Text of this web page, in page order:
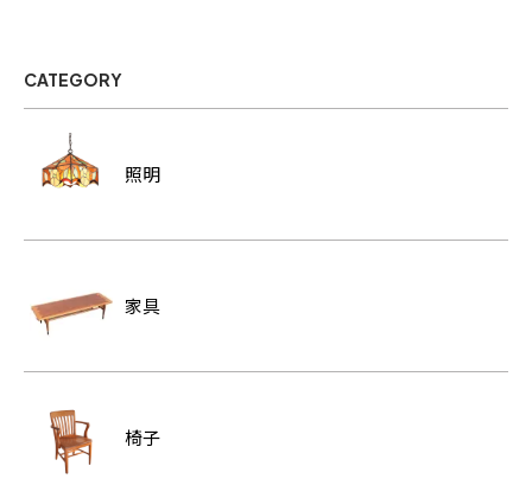
CATEGORY
照明
家具
椅子